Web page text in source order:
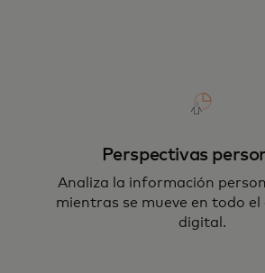
Perspectivas
Analiza la información
mientras se mueve en todo el
digital.